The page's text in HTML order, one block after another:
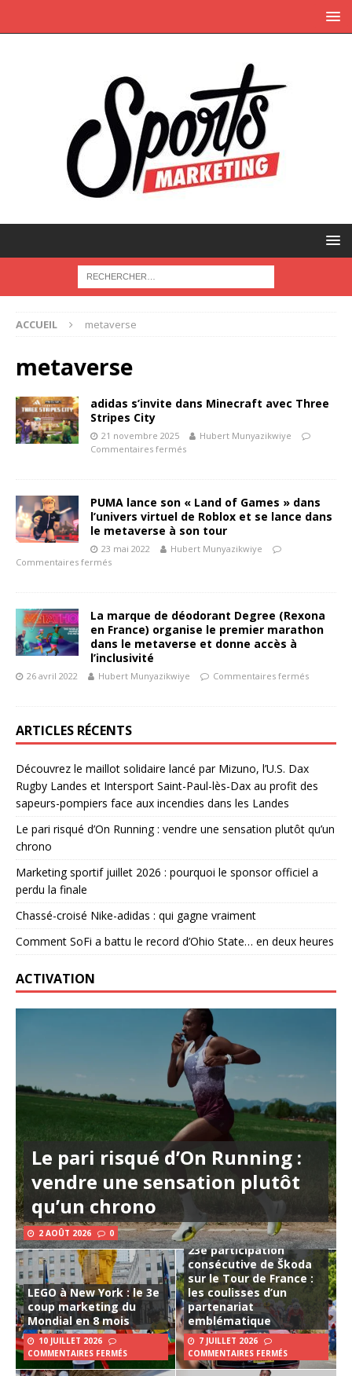
ACCUEIL metaverse
metaverse
adidas s’invite dans Minecraft avec Three
Stripes City
21 novembre 2025
Hubert Munyazikwiye
Commentaires fermés
PUMA lance son « Land of Games » dans
l’univers virtuel de Roblox et se lance dans
le metaverse à son tour
23 mai 2022
Hubert Munyazikwiye
Commentaires fermés
La marque de déodorant Degree (Rexona
en France) organise le premier marathon
dans le metaverse et donne accès à
l’inclusivité
26 avril 2022 Hubert Munyazikwiye Commentaires fermés
ARTICLES RÉCENTS
Découvrez le maillot solidaire lancé par Mizuno, l’U.S. Dax
Rugby Landes et Intersport Saint-Paul-lès-Dax au profit des
sapeurs-pompiers face aux incendies dans les Landes
Le pari risqué d’On Running : vendre une sensation plutôt qu’un
chrono
Marketing sportif juillet 2026 : pourquoi le sponsor officiel a
perdu la finale
Chassé-croisé Nike-adidas : qui gagne vraiment
Comment SoFi a battu le record d’Ohio State… en deux heures
ACTIVATION
Le pari risqué d’On Running :
vendre une sensation plutôt
qu’un chrono
2 AOÛT 2026 0
LEGO à New York : le 3e
coup marketing du
Mondial en 8 mois
10 JUILLET 2026
COMMENTAIRES FERMÉS
23e participation
consécutive de Škoda
sur le Tour de France :
les coulisses d’un
partenariat
emblématique
7 JUILLET 2026
COMMENTAIRES FERMÉS